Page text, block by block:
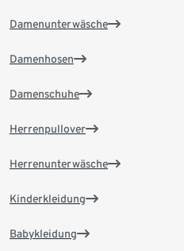
Damenunterwäsche
Damenhosen
Damenschuhe
Herrenpullover
Herrenunterwäsche
Kinderkleidung
Babykleidung